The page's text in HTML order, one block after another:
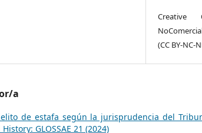
Creative
(CC BY-NC-
a
de estafa según la jurisprudencia del
GLOSSAE 21 (2024)